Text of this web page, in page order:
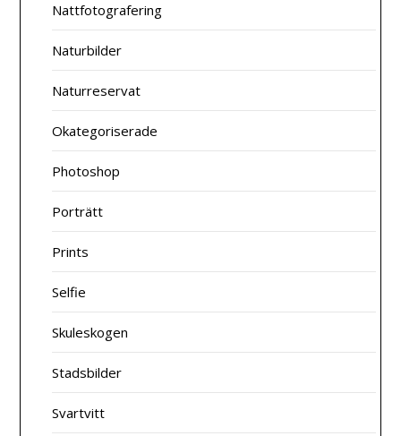
Nattfotografering
Naturbilder
Naturreservat
Okategoriserade
Photoshop
Porträtt
Prints
Selfie
Skuleskogen
Stadsbilder
Svartvitt